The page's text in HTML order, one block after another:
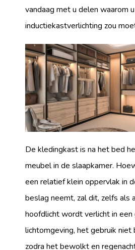
vandaag met u delen waarom u
inductiekastverlichting zou
De kledingkast is na het bed
meubel in de slaapkamer.
een relatief klein oppervlak in
beslag neemt, zal dit, zelfs als
hoofdlicht wordt verlicht in een
lichtomgeving, het gebruik niet
zodra het bewolkt en